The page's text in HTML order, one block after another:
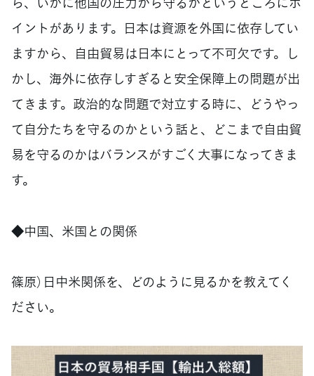
イントがあります。日本は資源を外国に依存してい
ますから、自由貿易は日本にとって不可欠です。し
かし、海外に依存しすぎると安全保障上の問題が出
てきます。政治的な問題で対立する時に、どうやっ
て自分たちを守るのかという話と、どこまで自由貿
易を守るのかはバランスがすごく大事になってきま
す。
◆中国、米国との関係
篠原）日中米関係を、どのように見るかを教えてく
ださい。